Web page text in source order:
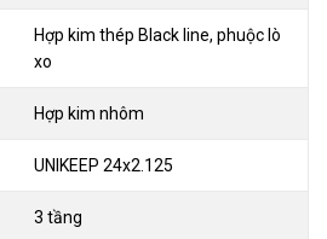
Hợp kim thép Black line, phuộc lò
xo
Hợp kim nhôm
UNIKEEP 24x2.125
3 tầng